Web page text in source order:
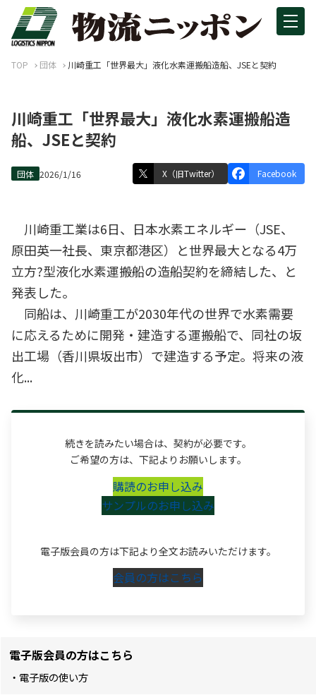
TOP 団体 川崎重工「世界最大」液化水素運搬船造船、JSEと契約
川崎重工「世界最大」液化水素運搬船造
船、JSEと契約
団体 2026/1/16 X（旧Twitter） Facebook
川崎重工業は6日、日本水素エネルギー（JSE、
原田英一社長、東京都港区）と世界最大となる4万
立方?型液化水素運搬船の造船契約を締結した、と
発表した。
同船は、川崎重工が2030年代の世界で水素需要
に応えるために開発・建造する運搬船で、同社の坂
出工場（香川県坂出市）で建造する予定。将来の液
化...
続きを読みたい場合は、契約が必要です。
ご希望の方は、下記よりお願いします。
購読のお申し込み
サンプルのお申し込み
電子版会員の方は下記より全文お読みいただけます。
会員の方はこちら
電子版会員の方はこちら
・電子版の使い方